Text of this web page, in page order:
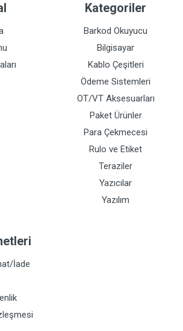
Kategoriler
Barkod Okuyucu
Bilgisayar
Kablo Çeşitleri
Ödeme Sistemleri
OT/VT Aksesuarları
Paket Ürünler
Para Çekmecesi
Rulo ve Etiket
Teraziler
Yazıcılar
Yazılım
İade